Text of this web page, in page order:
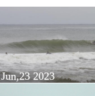
Jun,23 2023